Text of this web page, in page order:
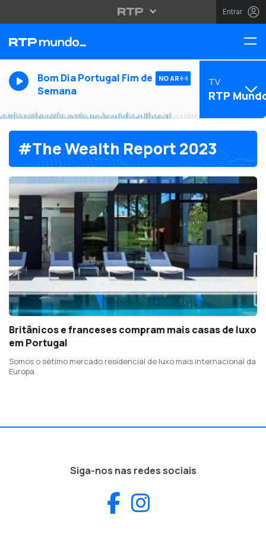
Entrar
Bom Dia Portugal Fim de
Semana
NO AR TV
RTP
#The Wealth Report 2023
Britânicos e franceses compram mais casas de luxo
em Portugal
Somos o sétimo mercado residencial de luxo mais internacional da
Europa
Siga-nos nas redes sociais
Facebook